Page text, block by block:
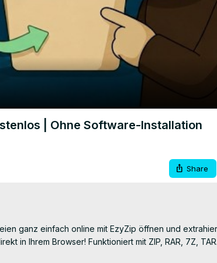
| Ohne Software-Installation
Share
ganz einfach online mit EzyZip öffnen und
in Ihrem Browser! Funktioniert mit ZIP, RAR, 7Z,